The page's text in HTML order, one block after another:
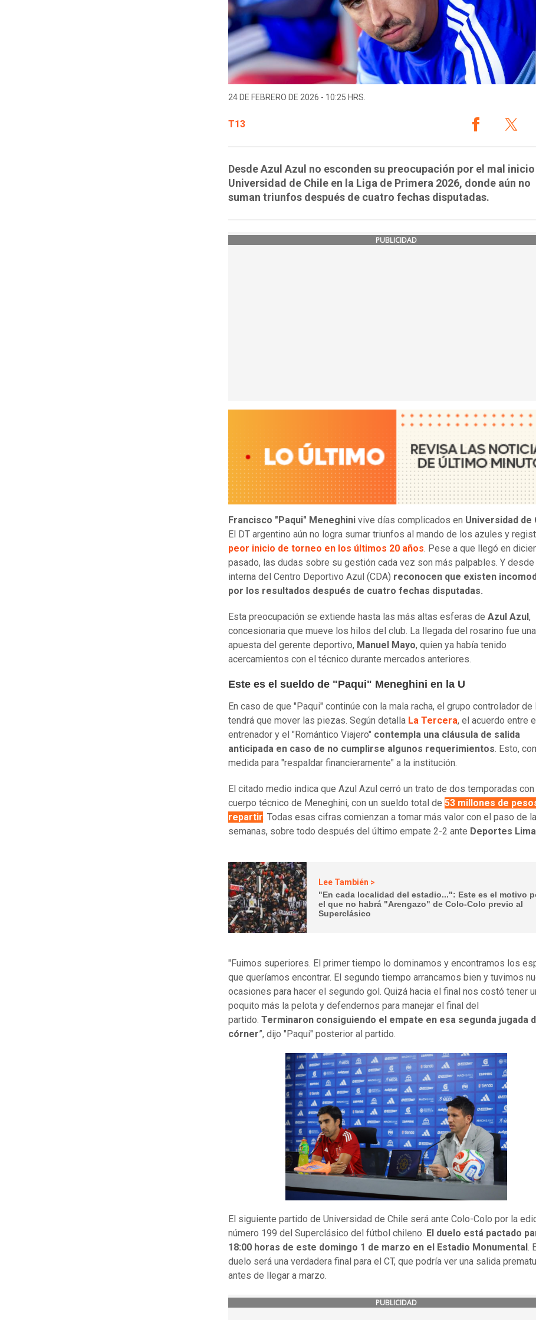
24 DE FEBRERO DE 2026 - 10:25 HRS.
T13
Desde Azul Azul no esconden su preocupación por el mal
Universidad de Chile en la Liga de Primera 2026, donde aún no
suman triunfos después de cuatro fechas disputadas.
PUBLICIDAD
Francisco "Paqui" Meneghini vive días complicados en Universidad de
El DT argentino aún no logra sumar triunfos al mando de los azules y
peor inicio de torneo en los últimos 20 años. Pese a que llegó en
pasado, las dudas sobre su gestión cada vez son más palpables. Y desde
interna del Centro Deportivo Azul (CDA) reconocen que existen
por los resultados después de cuatro fechas disputadas.
Esta preocupación se extiende hasta las más altas esferas de Azul Azul ,
concesionaria que mueve los hilos del club. La llegada del rosarino fue una
apuesta del gerente deportivo, Manuel Mayo, quien ya había tenido
acercamientos con el técnico durante mercados anteriores.
Este es el sueldo de "Paqui" Meneghini en la U
En caso de que "Paqui" continúe con la mala racha, el grupo controlador de
tendrá que mover las piezas. Según detalla La Tercera, el acuerdo entre el
entrenador y el "Romántico Viajero" contempla una cláusula de salida
anticipada en caso de no cumplirse algunos requerimientos. Esto,
medida para "respaldar financieramente" a la institución.
El citado medio indica que Azul Azul cerró un trato de dos temporadas con
cuerpo técnico de Meneghini, con un sueldo total de 53 millones de
repartir. Todas esas cifras comienzan a tomar más valor con el paso de
semanas, sobre todo después del último empate 2-2 ante Deportes
Lee También >
"En cada localidad del estadio...": Este es el motivo
el que no habrá "Arengazo" de Colo-Colo previo al
Superclásico
"Fuimos superiores. El primer tiempo lo dominamos y encontramos los
que queríamos encontrar. El segundo tiempo arrancamos bien y tuvimos
ocasiones para hacer el segundo gol. Quizá hacia el final nos costó tener
poquito más la pelota y defendernos para manejar el final del
partido. Terminaron consiguiendo el empate en esa segunda jugada
córner”, dijo "Paqui" posterior al partido.
El siguiente partido de Universidad de Chile será ante Colo-Colo por la
número 199 del Superclásico del fútbol chileno. El duelo está pactado
18:00 horas de este domingo 1 de marzo en el Estadio Monumental .
duelo será una verdadera final para el CT, que podría ver una salida
antes de llegar a marzo.
PUBLICIDAD